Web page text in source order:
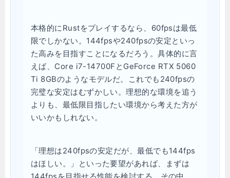
本格的にRustをプレイするなら、60fpsは最低
限でしかない。144fpsや240fpsの安定といっ
た高みを目指すことになるだろう。具体的に言
えば、Core i7-14700FとGeForce RTX 5060
Ti 8GBのようなモデルだ。これでも240fpsの
完璧な安定はむずかしい。理想的な環境を追う
よりも、最低限目指したい環境から考えた方が
いいかもしれない。
「理想は240fpsの安定だが、最低でも144fps
はほしい。」といった要望があれば、まずは